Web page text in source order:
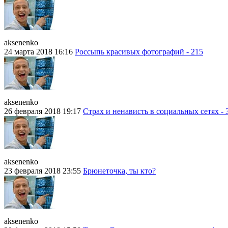
aksenenko
24 марта 2018 16:16 Россыпь красивых фотографий - 215
aksenenko
26 февраля 2018 19:17 Страх и ненависть в социальных сетях -
aksenenko
23 февраля 2018 23:55 Брюнеточка, ты кто?
aksenenko